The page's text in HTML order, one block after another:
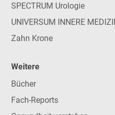
SPECTRUM Urologie
UNIVERSUM INNERE
Zahn Krone
Weitere
Bücher
Fach-Reports